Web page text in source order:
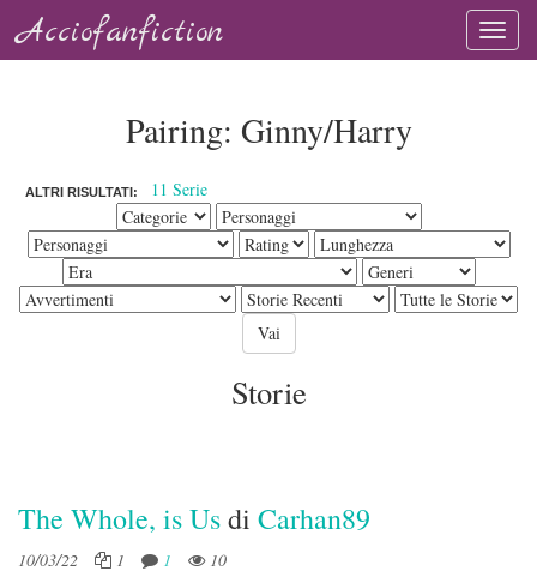
Acciofanfiction
Pairing: Ginny/Harry
ALTRI RISULTATI: 11 Serie
Storie
The Whole, is Usdi Carhan89
10/03/22 1 1 10